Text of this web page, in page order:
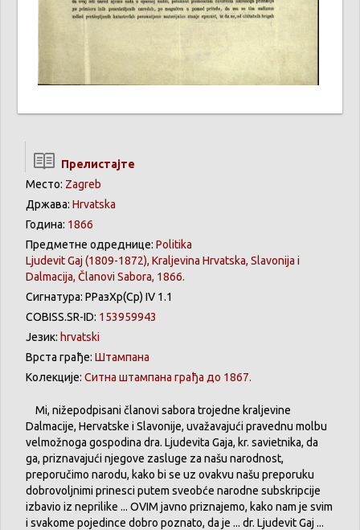
Прелистајте
Место: Zagreb
Држава: Hrvatska
Година: 1866
Предметне одреднице: Politika
Ljudevit Gaj (1809-1872), Kraljevina Hrvatska, Slavonija i
Dalmacija, Članovi Sabora, 1866.
Сигнатура: РРазХр(Ср) IV 1.1
COBISS.SR-ID: 153959943
Језик: hrvatski
Врста грађе: Штампана
Колекције: Ситна штампана грађа до 1867.
Mi, nižepodpisani članovi sabora trojedne kraljevine
Dalmacije, Hervatske i Slavonije, uvažavajući pravednu molbu
velmožnoga gospodina dra. Ljudevita Gaja, kr. savietnika, da
ga, priznavajući njegove zasluge za našu narodnost,
preporučimo narodu, kako bi se uz ovakvu našu preporuku
dobrovoljnimi prinesci putem sveobće narodne subskripcije
izbavio iz neprilike ... OVIM javno priznajemo, kako nam je svim
i svakome pojedince dobro poznato, da je ... dr. Ljudevit Gaj ...